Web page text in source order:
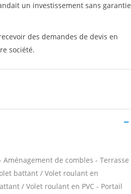
un investissement sans garantie
des demandes de devis en
société.
de combles - Terrasse
battant / Volet roulant en
/ Volet roulant en PVC - Portail